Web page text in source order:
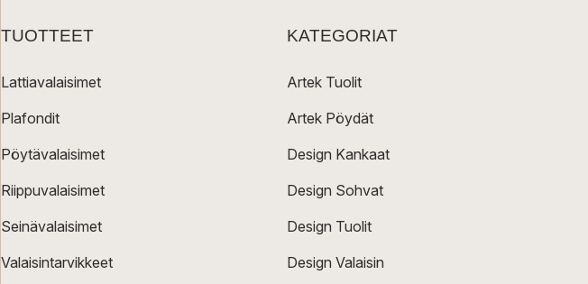
TUOTTEET
Lattiavalaisimet
Plafondit
Pöytävalaisimet
Riippuvalaisimet
Seinävalaisimet
Valaisintarvikkeet
KATEGORIAT
Artek Tuolit
Artek Pöydät
Design Kankaat
Design Sohvat
Design Tuolit
Design Valaisin